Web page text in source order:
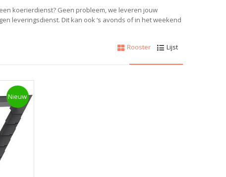
koerierdienst? Geen probleem, we leveren jouw
leveringsdienst. Dit kan ook ‘s avonds of in het weekend
Rooster
Lijst
Nieuw